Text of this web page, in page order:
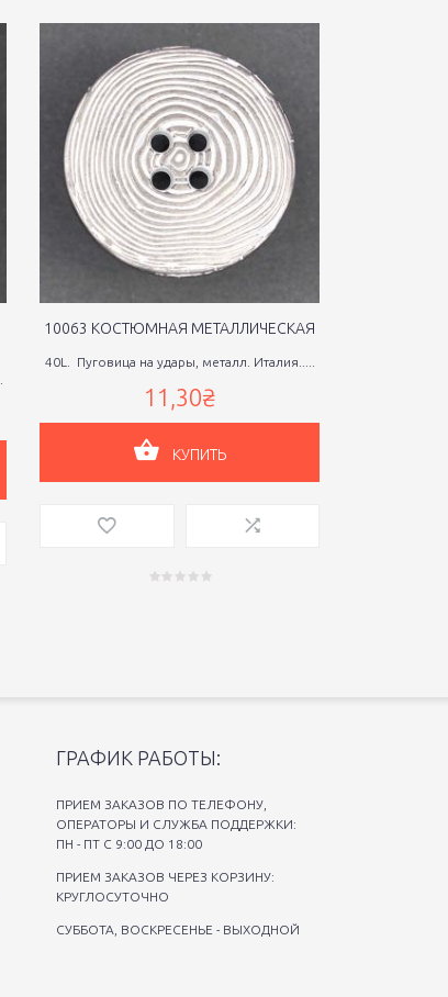
10063 КОСТЮМНАЯ МЕТАЛЛИЧЕСКАЯ
40L. Пуговица на удары, металл. Италия.....
11,30₴
КУПИТЬ
ГРАФИК РАБОТЫ:
ПРИЕМ ЗАКАЗОВ ПО ТЕЛЕФОНУ,
ОПЕРАТОРЫ И СЛУЖБА ПОДДЕРЖКИ:
ПН - ПТ С 9:00 ДО 18:00
ПРИЕМ ЗАКАЗОВ ЧЕРЕЗ КОРЗИНУ:
КРУГЛОСУТОЧНО
СУББОТА, ВОСКРЕСЕНЬЕ - ВЫХОДНОЙ